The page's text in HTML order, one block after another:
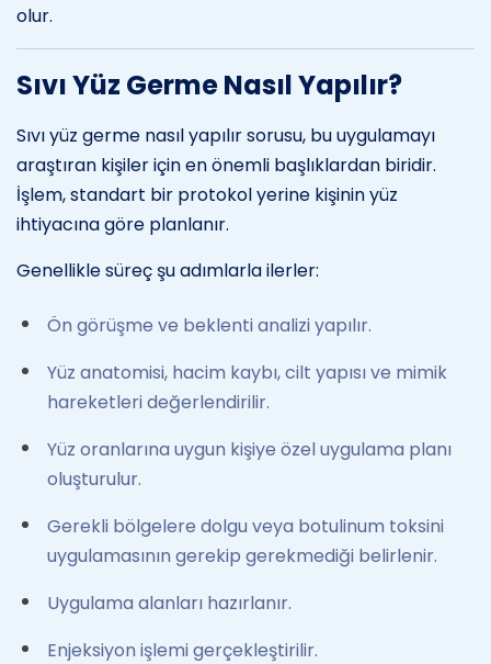
olur.
Sıvı Yüz Germe Nasıl Yapılır?
Sıvı yüz germe nasıl yapılır sorusu, bu uygulamayı
araştıran kişiler için en önemli başlıklardan biridir.
İşlem, standart bir protokol yerine kişinin yüz
ihtiyacına göre planlanır.
Genellikle süreç şu adımlarla ilerler:
Ön görüşme ve beklenti analizi yapılır.
Yüz anatomisi, hacim kaybı, cilt yapısı ve mimik
hareketleri değerlendirilir.
Yüz oranlarına uygun kişiye özel uygulama planı
oluşturulur.
Gerekli bölgelere dolgu veya botulinum toksini
uygulamasının gerekip gerekmediği belirlenir.
Uygulama alanları hazırlanır.
Enjeksiyon işlemi gerçekleştirilir.